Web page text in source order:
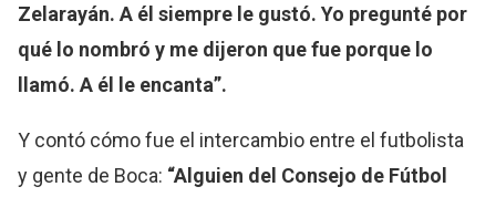
Zelarayán. A él siempre le gustó. Yo pregunté por
qué lo nombró y me dijeron que fue porque lo
llamó. A él le encanta”.
Y contó cómo fue el intercambio entre el futbolista
y gente de Boca: “Alguien del Consejo de Fútbol